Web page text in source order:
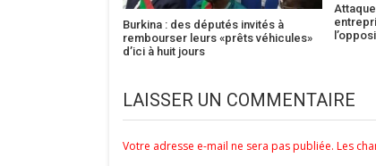
Burkina : des députés invités à
rembourser leurs «prêts véhicules»
d’ici à huit jours
LAISSER UN COMMENTAIRE
Votre adresse e-mail ne sera pas publiée. Les